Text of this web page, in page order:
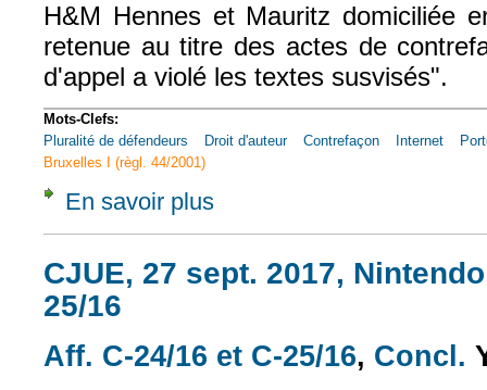
H&M Hennes et Mauritz domiciliée
retenue au titre des actes de
d'appel a violé les textes susvisés".
Mots-Clefs:
Pluralité de défendeurs
Droit d'auteur Contrefaçon Internet
Bruxelles I (règl. 44/2001)
En savoir plus
CJUE, 27 sept. 2017,
25/16
Aff. C-24/16 et C-25/16 (le lien est
, Concl.